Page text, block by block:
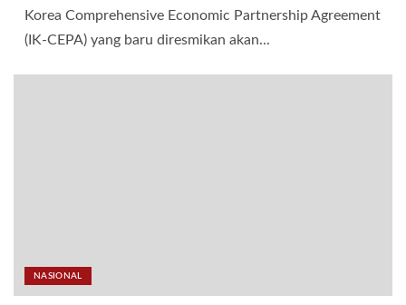
Korea Comprehensive Economic Partnership Agreement
(IK-CEPA) yang baru diresmikan akan...
NASIONAL